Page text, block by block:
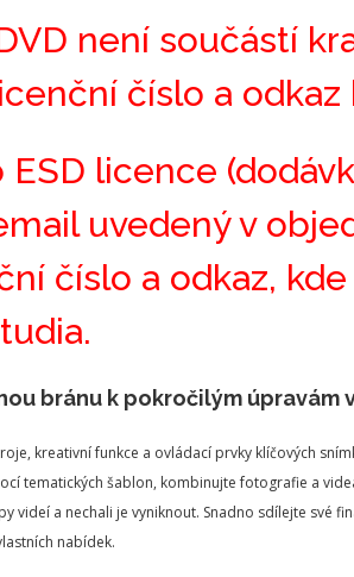
není součástí
číslo a
ESD licence
uvedený v
číslo a odkaz,
bránu k pokročilým úpravám
kreativní funkce a ovládací prvky klíčových
tematických šablon, kombinujte fotografie a
videí a nechali je vyniknout. Snadno sdílejte
nabídek.